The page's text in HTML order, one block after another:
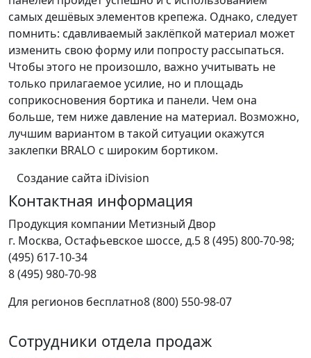
самых дешёвых элементов крепежа. Однако, следует
помнить: сдавливаемый заклёпкой материал может
изменить свою форму или попросту рассыпаться.
Чтобы этого не произошло, важно учитывать не
только прилагаемое усилие, но и площадь
соприкосновения бортика и панели. Чем она
больше, тем ниже давление на материал. Возможно,
лучшим вариантом в такой ситуации окажутся
заклепки BRALO с широким бортиком.
Создание сайта iDivision
Контактная информация
Продукция компании Метизный Двор
г. Москва, Остафьевское шоссе, д.58 (495) 800-70-98;
(495) 617-10-34
8 (495) 980-70-98
Для регионов бесплатно8 (800) 550-98-07
Сотрудники отдела продаж